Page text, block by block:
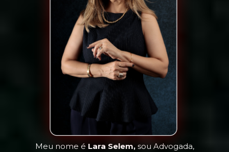
Meu nome é Lara Selem,sou Advogada,